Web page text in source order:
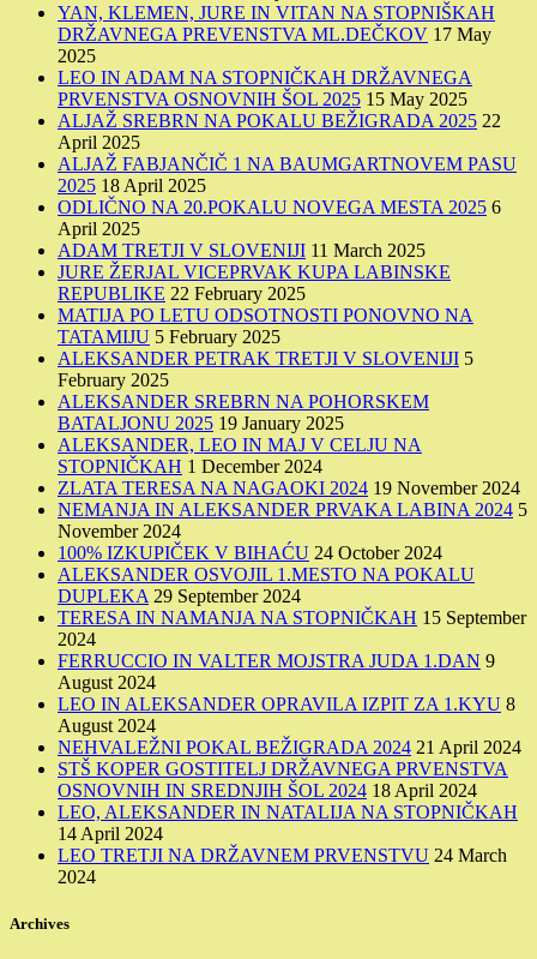
YAN, KLEMEN, JURE IN VITAN NA STOPNIŠKAH
DRŽAVNEGA PREVENSTVA ML.DEČKOV 17 May
2025
LEO IN ADAM NA STOPNIČKAH DRŽAVNEGA
PRVENSTVA OSNOVNIH ŠOL 2025 15 May 2025
ALJAŽ SREBRN NA POKALU BEŽIGRADA 2025 22
April 2025
ALJAŽ FABJANČIČ 1 NA BAUMGARTNOVEM PASU
2025 18 April 2025
ODLIČNO NA 20.POKALU NOVEGA MESTA 2025 6
April 2025
ADAM TRETJI V SLOVENIJI 11 March 2025
JURE ŽERJAL VICEPRVAK KUPA LABINSKE
REPUBLIKE 22 February 2025
MATIJA PO LETU ODSOTNOSTI PONOVNO NA
TATAMIJU 5 February 2025
ALEKSANDER PETRAK TRETJI V SLOVENIJI 5
February 2025
ALEKSANDER SREBRN NA POHORSKEM
BATALJONU 2025 19 January 2025
ALEKSANDER, LEO IN MAJ V CELJU NA
STOPNIČKAH 1 December 2024
ZLATA TERESA NA NAGAOKI 2024 19 November 2024
NEMANJA IN ALEKSANDER PRVAKA LABINA 2024 5
November 2024
100% IZKUPIČEK V BIHAĆU 24 October 2024
ALEKSANDER OSVOJIL 1.MESTO NA POKALU
DUPLEKA 29 September 2024
TERESA IN NAMANJA NA STOPNIČKAH 15 September
2024
FERRUCCIO IN VALTER MOJSTRA JUDA 1.DAN 9
August 2024
LEO IN ALEKSANDER OPRAVILA IZPIT ZA 1.KYU 8
August 2024
NEHVALEŽNI POKAL BEŽIGRADA 2024 21 April 2024
STŠ KOPER GOSTITELJ DRŽAVNEGA PRVENSTVA
OSNOVNIH IN SREDNJIH ŠOL 2024 18 April 2024
LEO, ALEKSANDER IN NATALIJA NA STOPNIČKAH
14 April 2024
LEO TRETJI NA DRŽAVNEM PRVENSTVU 24 March
2024
Archives